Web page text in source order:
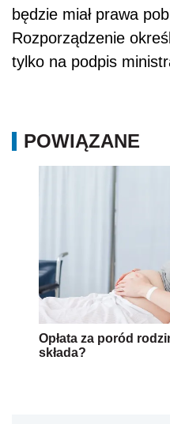
będzie miał prawa
Rozporządzenie
tylko na podpis
POWIĄZANE
Opłata za poród
składa?